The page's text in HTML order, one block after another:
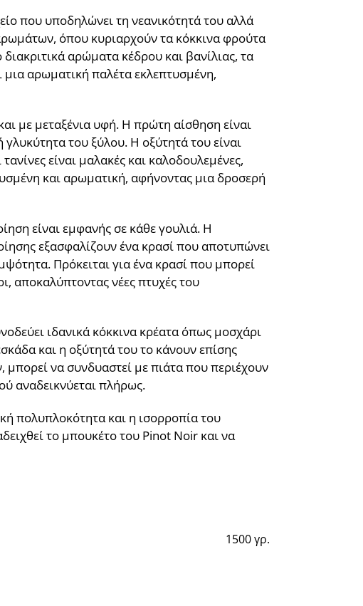
που υποδηλώνει τη νεανικότητά του αλλά
όπου κυριαρχούν τα κόκκινα φρούτα
αρώματα κέδρου και βανίλιας, τα
αρωματική παλέτα εκλεπτυσμένη,
με μεταξένια υφή. Η πρώτη αίσθηση είναι
του ξύλου. Η οξύτητά του είναι
είναι μαλακές και καλοδουλεμένες,
και αρωματική, αφήνοντας μια δροσερή
είναι εμφανής σε κάθε γουλιά. Η
εξασφαλίζουν ένα κρασί που αποτυπώνει
Πρόκειται για ένα κρασί που μπορεί
αποκαλύπτοντας νέες πτυχές του
ιδανικά κόκκινα κρέατα όπως μοσχάρι
και η οξύτητά του το κάνουν επίσης
μπορεί να συνδυαστεί με πιάτα που περιέχουν
αναδεικνύεται πλήρως.
πολυπλοκότητα και η ισορροπία του
το μπουκέτο του Pinot Noir και να
1500 γρ.